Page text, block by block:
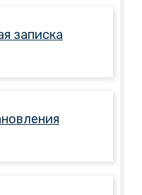
записка